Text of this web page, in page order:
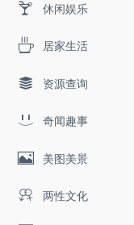
休闲娱乐
居家生活
资源查询
奇闻趣事
美图美景
两性文化